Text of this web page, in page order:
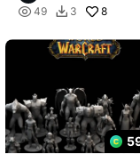
 49  3 8